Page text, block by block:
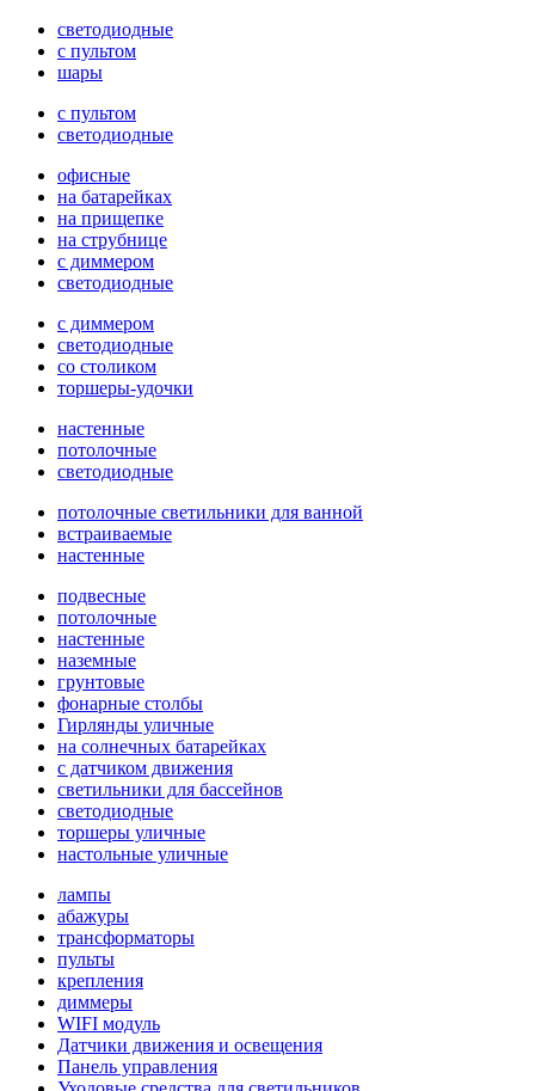
светодиодные
с пультом
шары
с пультом
светодиодные
офисные
на батарейках
на прищепке
на струбнице
с диммером
светодиодные
с диммером
светодиодные
со столиком
торшеры-удочки
настенные
потолочные
светодиодные
потолочные светильники для ванной
встраиваемые
настенные
подвесные
потолочные
настенные
наземные
грунтовые
фонарные столбы
Гирлянды уличные
на солнечных батарейках
с датчиком движения
светильники для бассейнов
светодиодные
торшеры уличные
настольные уличные
лампы
абажуры
трансформаторы
пульты
крепления
диммеры
WIFI модуль
Датчики движения и освещения
Панель управления